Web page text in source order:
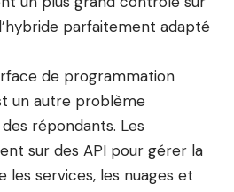
parfaitement adapté
de programmation
un autre problème
répondants. Les
sur des API pour gérer la
services, les nuages ​​et